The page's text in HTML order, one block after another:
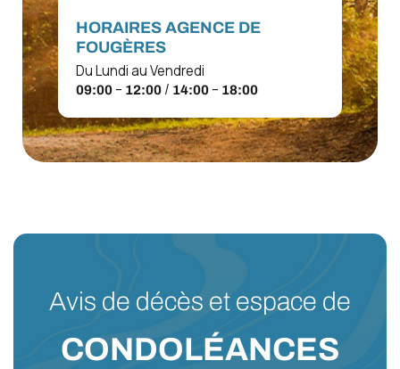
HORAIRES AGENCE DE
FOUGÈRES
Du Lundi au Vendredi
09:00– 12:00/ 14:00– 18:00
Avis de décès et espace de
CONDOLÉANCES